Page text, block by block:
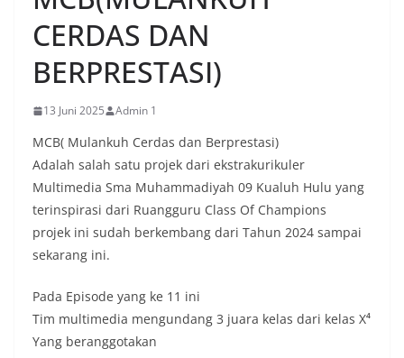
CERDAS DAN
BERPRESTASI)
13 Juni 2025 Admin 1
MCB( Mulankuh Cerdas dan Berprestasi)
Adalah salah satu projek dari ekstrakurikuler
Multimedia Sma Muhammadiyah 09 Kualuh Hulu yang
terinspirasi dari Ruangguru Class Of Champions
projek ini sudah berkembang dari Tahun 2024 sampai
sekarang ini.
Pada Episode yang ke 11 ini
Tim multimedia mengundang 3 juara kelas dari kelas X⁴
Yang beranggotakan